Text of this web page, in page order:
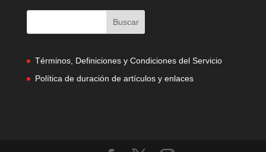
Términos, Definiciones y Condiciones del Servicio
Política de duración de artículos y enlaces